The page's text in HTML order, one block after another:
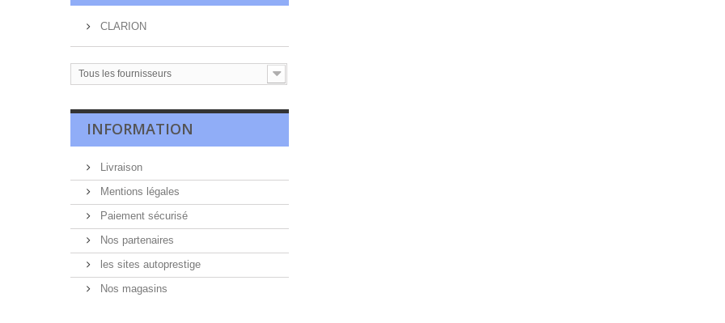
CLARION
Tous les fournisseurs
INFORMATION
Livraison
Mentions légales
Paiement sécurisé
Nos partenaires
les sites autoprestige
Nos magasins